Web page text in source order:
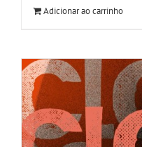
Adicionar ao carrinho